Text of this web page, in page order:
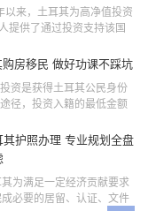
以来，土耳其为高净值投资
提供了通过投资支持该国
划的一大亮点在于其涵盖广
购房移民 做好功课不踩坑
资是获得土耳其公民身份
径，投资入籍的最低金额
产。这一门槛自2019年调整
直未变，适用于经持牌...
其护照办理 专业规划全盘
其为满足一定经济贡献要求
必要的居留、认证、文件